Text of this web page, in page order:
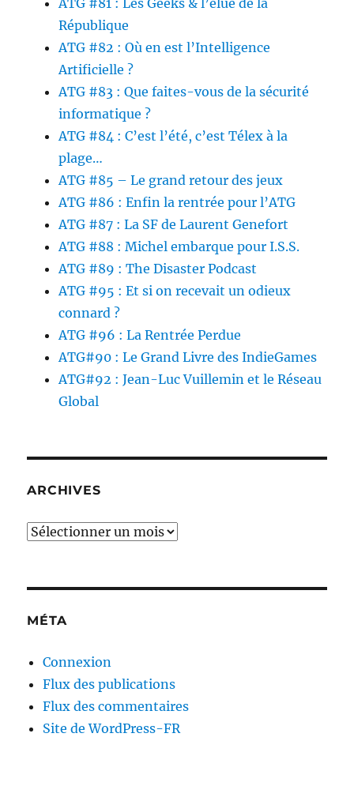
ATG #81 : Les Geeks & l’élue de la
République
ATG #82 : Où en est l’Intelligence
Artificielle ?
ATG #83 : Que faites-vous de la sécurité
informatique ?
ATG #84 : C’est l’été, c’est Télex à la
plage…
ATG #85 – Le grand retour des jeux
ATG #86 : Enfin la rentrée pour l’ATG
ATG #87 : La SF de Laurent Genefort
ATG #88 : Michel embarque pour I.S.S.
ATG #89 : The Disaster Podcast
ATG #95 : Et si on recevait un odieux
connard ?
ATG #96 : La Rentrée Perdue
ATG#90 : Le Grand Livre des IndieGames
ATG#92 : Jean-Luc Vuillemin et le Réseau
Global
ARCHIVES
Archives
MÉTA
Connexion
Flux des publications
Flux des commentaires
Site de WordPress-FR